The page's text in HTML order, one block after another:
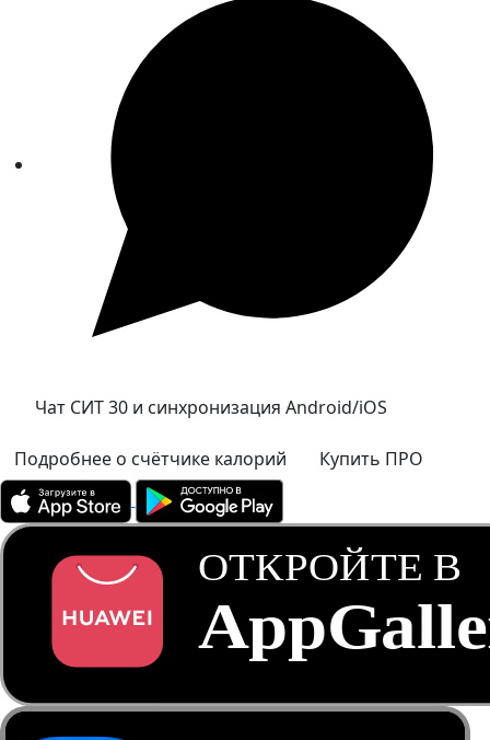
Чат СИТ 30 и синхронизация Android/iOS
Подробнее о счётчике калорий Купить ПРО